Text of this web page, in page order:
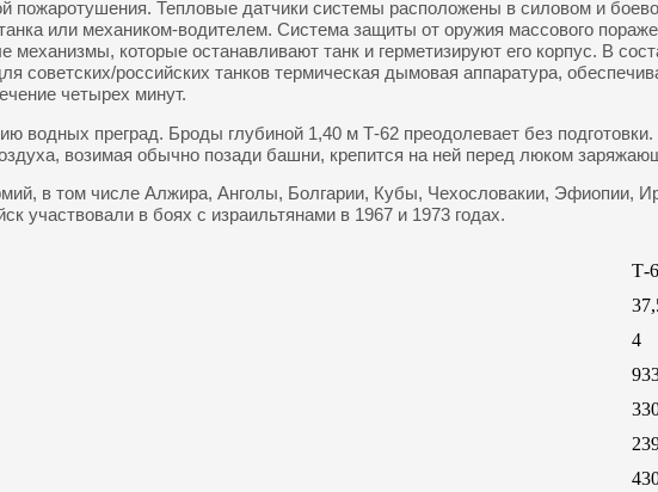
пожаротушения. Тепловые датчики системы расположены в силовом и
или механиком-водителем. Система защиты от оружия массового
которые останавливают танк и герметизируют его корпус. В
советских/российских танков термическая дымовая аппаратура,
четырех минут.
водных преград. Броды глубиной 1,40 м Т-62 преодолевает без
возимая обычно позади башни, крепится на ней перед люком
в том числе Алжира, Анголы, Болгарии, Кубы, Чехословакии,
участвовали в боях с израильтянами в 1967 и 1973 годах.
Т-
4